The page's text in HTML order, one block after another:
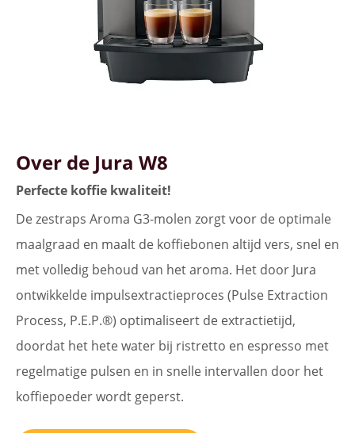
Over de Jura W8
Perfecte koffie kwaliteit!
De zestraps Aroma G3-molen zorgt voor de optimale
maalgraad en maalt de koffiebonen altijd vers, snel en
met volledig behoud van het aroma. Het door Jura
ontwikkelde impulsextractieproces (Pulse Extraction
Process, P.E.P.®) optimaliseert de extractietijd,
doordat het hete water bij ristretto en espresso met
regelmatige pulsen en in snelle intervallen door het
koffiepoeder wordt geperst.